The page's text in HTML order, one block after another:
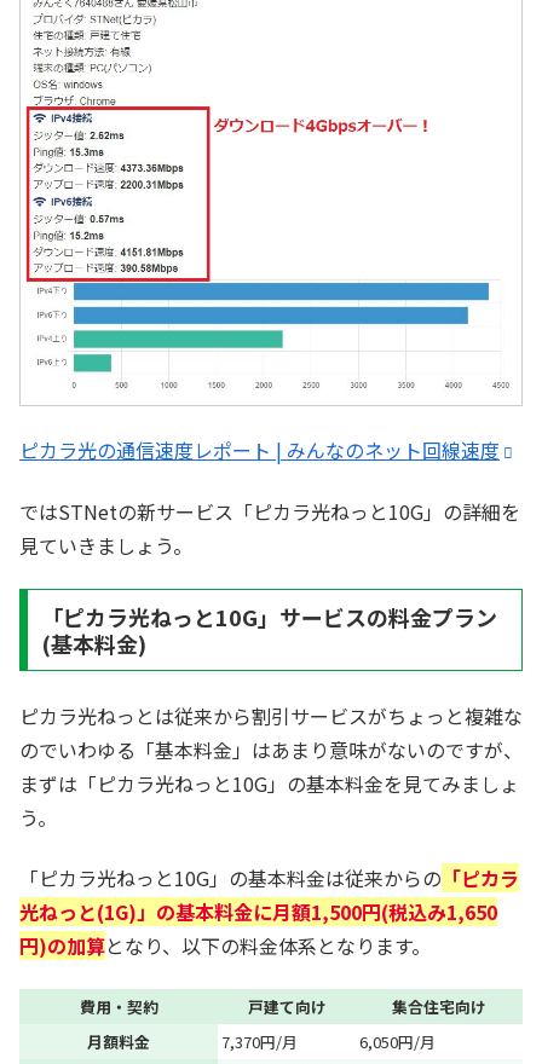
ピカラ光の通信速度レポート | みんなのネット回線速度
ではSTNetの新サービス「ピカラ光ねっと10G」の詳細を
見ていきましょう。
「ピカラ光ねっと10G」サービスの料金プラン
(基本料金)
ピカラ光ねっとは従来から割引サービスがちょっと複雑な
のでいわゆる「基本料金」はあまり意味がないのですが、
まずは「ピカラ光ねっと10G」の基本料金を見てみましょ
う。
「ピカラ光ねっと10G」の基本料金は従来からの 「ピカラ
光ねっと(1G)」の基本料金に月額1,500円(税込み1,650
円)の加算となり、以下の料金体系となります。
費用・契約 戸建て向け
集合住宅向け
月額料金
7,370円/月 6,050円/月